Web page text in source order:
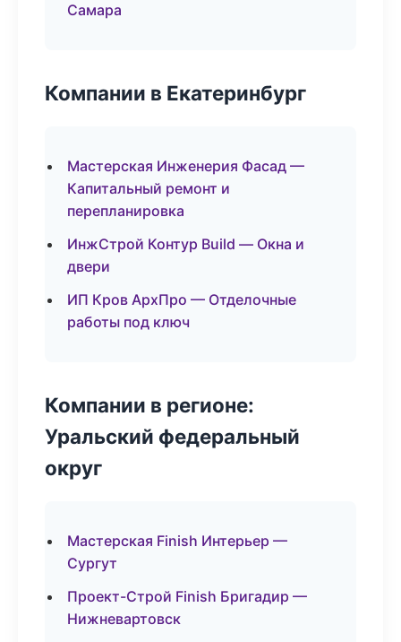
Самара
Компании в Екатеринбург
Мастерская Инженерия Фасад —
Капитальный ремонт и
перепланировка
ИнжСтрой Контур Build — Окна и
двери
ИП Кров АрхПро — Отделочные
работы под ключ
Компании в регионе:
Уральский федеральный
округ
Мастерская Finish Интерьер —
Сургут
Проект-Строй Finish Бригадир —
Нижневартовск